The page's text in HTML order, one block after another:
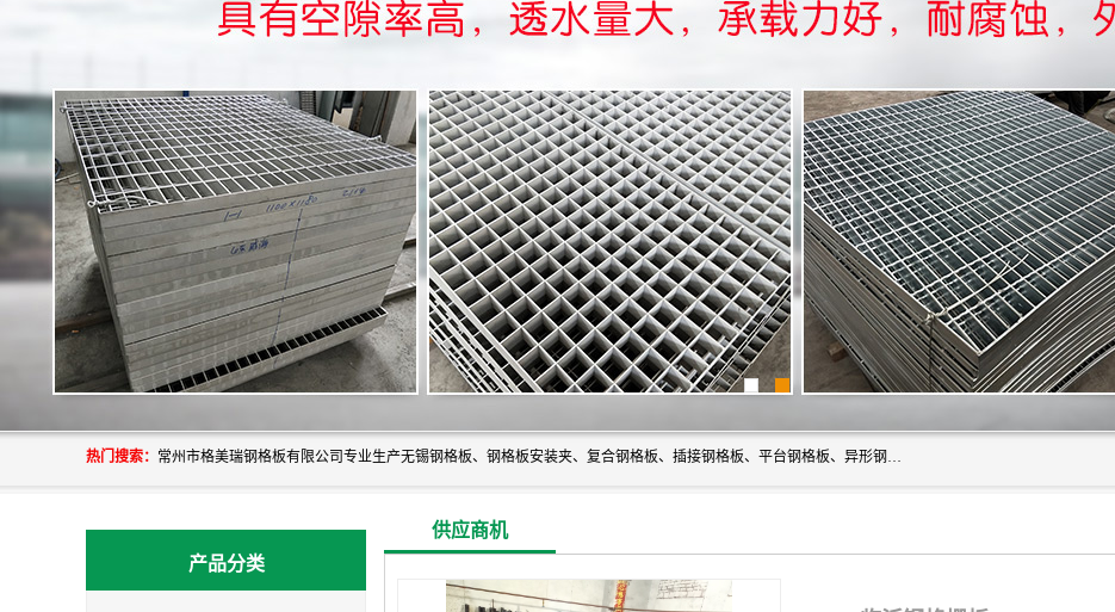
热门搜索： 常州市格美瑞钢格板有限公司专业生产无锡钢格板、钢格板安装夹、复合钢格板、插接钢格板、平台钢格板、异形钢格板等产品。
产品分类
供应商机